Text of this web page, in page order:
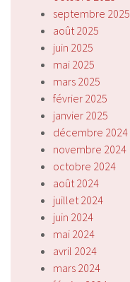
septembre 2025
août 2025
juin 2025
mai 2025
mars 2025
février 2025
janvier 2025
décembre 2024
novembre 2024
octobre 2024
août 2024
juillet 2024
juin 2024
mai 2024
avril 2024
mars 2024